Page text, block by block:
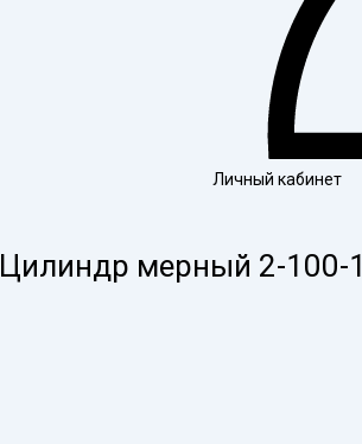
Личный кабинет
Цилиндр мерный 2-100-1